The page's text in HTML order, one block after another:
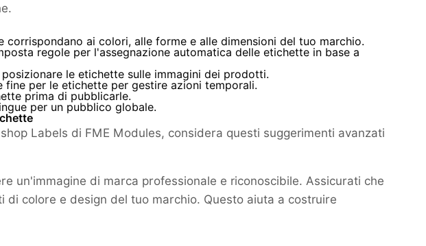
corrispondano ai colori, alle forme e alle dimensioni del tuo marchio.
regole per l'assegnazione automatica delle etichette in base a
le etichette sulle immagini dei prodotti.
per le etichette per gestire azioni temporali.
prima di pubblicarle.
per un pubblico globale.
Labels di FME Modules, considera questi suggerimenti avanzati
un'immagine di marca professionale e riconoscibile. Assicurati che
di colore e design del tuo marchio. Questo aiuta a costruire